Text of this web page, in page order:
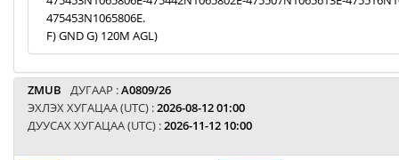
475453N1065806E.
F) GND G) 120M AGL)
ZMUB ДУГААР :A0809/26
ЭХЛЭХ ХУГАЦАА (UTC) :2026-08-12 01:00
ДУУСАХ ХУГАЦАА (UTC) :2026-11-12 10:00